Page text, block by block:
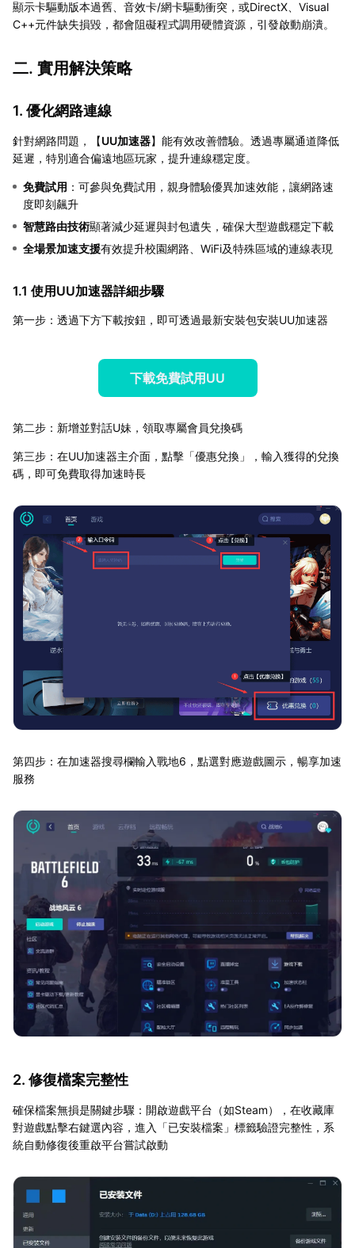
顯示卡驅動版本過舊、音效卡/網卡驅動衝突，或DirectX、Visual
C++元件缺失損毀，都會阻礙程式調用硬體資源，引發啟動崩潰。
二. 實用解決策略
1. 優化網路連線
針對網路問題，【UU加速器】能有效改善體驗。透過專屬通道降低
延遲，特別適合偏遠地區玩家，提升連線穩定度。
免費試用 ：可參與免費試用，親身體驗優異加速效能，讓網路速
度即刻飆升
智慧路由技術顯著減少延遲與封包遺失，確保大型遊戲穩定下載
全場景加速支援有效提升校園網路、WiFi及特殊區域的連線表現
1.1 使用UU加速器詳細步驟
第一步：透過下方下載按鈕，即可透過最新安裝包安裝UU加速器
下載免費試用UU
第二步：新增並對話U妹，領取專屬會員兌換碼
第三步：在UU加速器主介面，點擊「優惠兌換」，輸入獲得的兌換
碼，即可免費取得加速時長
第四步：在加速器搜尋欄輸入戰地6，點選對應遊戲圖示，暢享加速
服務
2. 修復檔案完整性
確保檔案無損是關鍵步驟：開啟遊戲平台（如Steam），在收藏庫
對遊戲點擊右鍵選內容，進入「已安裝檔案」標籤驗證完整性，系
統自動修復後重啟平台嘗試啟動